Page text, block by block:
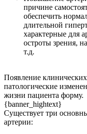
причине
обеспечить
длительной
характерные для
остроты зрения,
т.д.
Появление
патологические
жизни пациента форму.
{banner_hightext}
Существует три
артерии: